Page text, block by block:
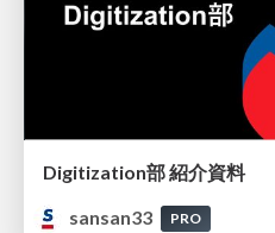
Digitization部 紹介資料
sansan33
PRO